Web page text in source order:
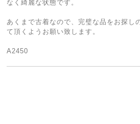
なく綺麗な状態です。
あくまで古着なので、完璧な品をお探し
て頂くようお願い致します。
A2450